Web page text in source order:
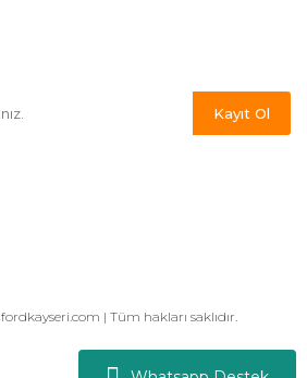
Kayıt Ol
| Tüm hakları saklıdır.